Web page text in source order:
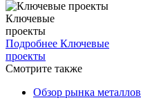
Ключевые
проекты
Подробнее Ключевые
проекты
Смотрите также
Обзор рынка металлов